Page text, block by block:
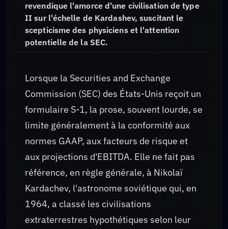
revendique l'amorce d'une civilisation de type
II sur l'échelle de Kardashev, suscitant le
scepticisme des physiciens et l'attention
potentielle de la SEC.
Lorsque la Securities and Exchange
Commission (SEC) des États-Unis reçoit un
formulaire S-1, la prose, souvent lourde, se
limite généralement à la conformité aux
normes GAAP, aux facteurs de risque et
aux projections d'EBITDA. Elle ne fait pas
référence, en règle générale, à Nikolaï
Kardachev, l'astronome soviétique qui, en
1964, a classé les civilisations
extraterrestres hypothétiques selon leur